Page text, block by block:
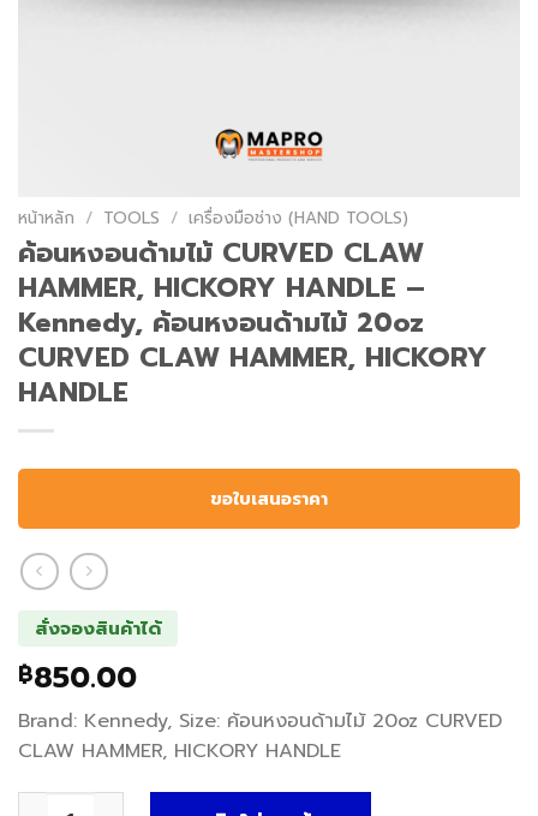
หน้าหลัก / TOOLS / เครื่องมือช่าง (HAND TOOLS)
ค้อนหงอนด้ามไม้ CURVED CLAW
HAMMER, HICKORY HANDLE –
Kennedy, ค้อนหงอนด้ามไม้ 20oz
CURVED CLAW HAMMER, HICKORY
HANDLE
ขอใบเสนอราคา
สั่งจองสินค้าได้
฿850.00
Brand: Kennedy, Size: ค้อนหงอนด้ามไม้ 20oz CURVED
CLAW HAMMER, HICKORY HANDLE